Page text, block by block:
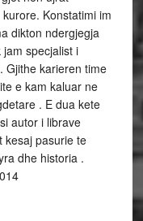
Konstatimi im
dikton ndergjegja
specjalist i
Gjithe karieren time
e kam kaluar ne
. E dua kete
autor i librave
kesaj pasurie te
dhe historia .